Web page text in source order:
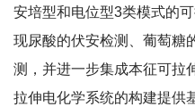
安培型和电位型3类模式的
现尿酸的伏安检测、葡萄糖
测，并进一步集成本征可拉
拉伸电化学系统的构建提供